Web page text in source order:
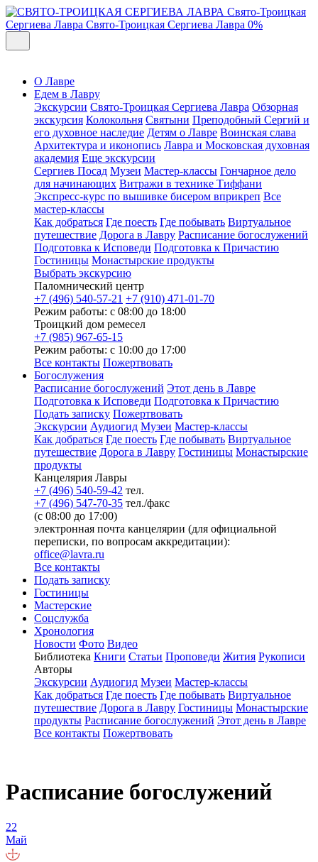
Свято-Троицкая
Сергиева Лавра Свято-Троицкая Сергиева Лавра 0%
О Лавре
Едем в Лавру
Экскурсии Свято-Троицкая Сергиева Лавра Обзорная
экскурсия Колокольня Святыни Преподобный Сергий и
его духовное наследие Детям о Лавре Воинская слава
Архитектура и иконопись Лавра и Московская духовная
академия Еще экскурсии
Сергиев Посад Музеи Мастер-классы Гончарное дело
для начинающих Витражи в технике Тиффани
Экспресс-курс по вышивке бисером вприкреп Все
мастер-классы
Как добраться Где поесть Где побывать Виртуальное
путешествие Дорога в Лавру Расписание богослужений
Подготовка к Исповеди Подготовка к Причастию
Гостиницы Монастырские продукты
Выбрать экскурсию
Паломнический центр
+7 (496) 540-57-21 +7 (910) 471-01-70
Режим работы: с 08:00 до 18:00
Троицкий дом ремесел
+7 (985) 967-65-15
Режим работы: с 10:00 до 17:00
Все контакты Пожертвовать
Богослужения
Расписание богослужений Этот день в Лавре
Подготовка к Исповеди Подготовка к Причастию
Подать записку Пожертвовать
Экскурсии Аудиогид Музеи Мастер-классы
Как добраться Где поесть Где побывать Виртуальное
путешествие Дорога в Лавру Гостиницы Монастырские
продукты
Канцелярия Лавры
+7 (496) 540-59-42 тел.
+7 (496) 547-70-35 тел./факс
(с 08:00 до 17:00)
электронная почта канцелярии (для официальной
переписки, по вопросам аккредитации):
office@lavra.ru
Все контакты
Подать записку
Гостиницы
Мастерские
Соцслужба
Хронология
Новости Фото Видео
Библиотека Книги Статьи Проповеди Жития Рукописи
Авторы
Экскурсии Аудиогид Музеи Мастер-классы
Как добраться Где поесть Где побывать Виртуальное
путешествие Дорога в Лавру Гостиницы Монастырские
продукты Расписание богослужений Этот день в Лавре
Все контакты Пожертвовать
Расписание богослужений
22
Май